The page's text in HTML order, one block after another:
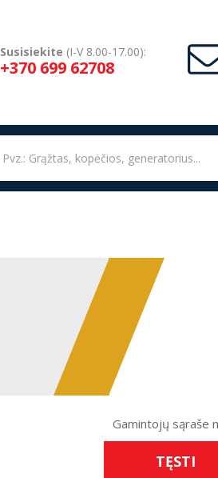
Susisiekite (I-V 8.00-17.00):
+370 699 62708
Gamintojų sąraše
TĘSTI